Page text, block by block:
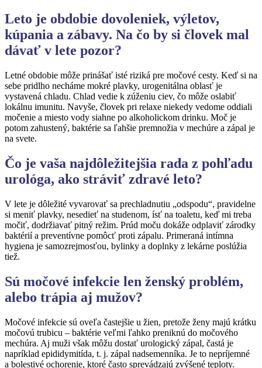
Leto je obdobie dovoleniek, výletov,
kúpania a zábavy. Na čo by si človek mal
dávať v lete pozor?
Letné obdobie môže prinášať isté riziká pre močové cesty. Keď si na
sebe pridlho necháme mokré plavky, urogenitálna oblasť je
vystavená chladu. Chlad vedie k zúženiu ciev, čo môže oslabiť
lokálnu imunitu. Navyše, človek pri relaxe niekedy vedome oddiali
močenie a miesto vody siahne po alkoholickom drinku. Moč je
potom zahustený, baktérie sa ľahšie premnožia v mechúre a zápal je
na svete.
Čo je vaša najdôležitejšia rada z pohľadu
urológa, ako stráviť zdravé leto?
V lete je dôležité vyvarovať sa prechladnutiu „odspodu“, pravidelne
si meniť plavky, nesedieť na studenom, ísť na toaletu, keď mi treba
močiť, dodržiavať pitný režim. Prúd moču dokáže odplaviť zárodky
baktérií a preventívne pomôcť proti zápalu. Primeraná intímna
hygiena je samozrejmosťou, bylinky a doplnky z lekárne poslúžia
tiež.
Sú močové infekcie len ženský problém,
alebo trápia aj mužov?
Močové infekcie sú oveľa častejšie u žien, pretože ženy majú krátku
močovú trubicu – baktérie veľmi ľahko preniknú do močového
mechúra. Aj muži však môžu dostať urologický zápal, častá je
napríklad epididymitída, t. j. zápal nadsemenníka. Je to nepríjemné
a bolestivé ochorenie, ktoré často sprevádzajú zvýšené teploty.